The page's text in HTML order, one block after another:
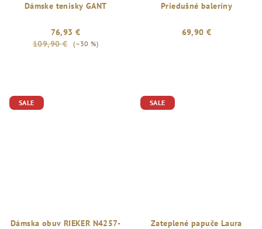
Dámske tenisky GANT
76,93 €
109,90 €
(–30 %)
Priedušné baleríny
69,90 €
SALE
Dámska obuv RIEKER N4257-
SALE
Zateplené papuče Laura